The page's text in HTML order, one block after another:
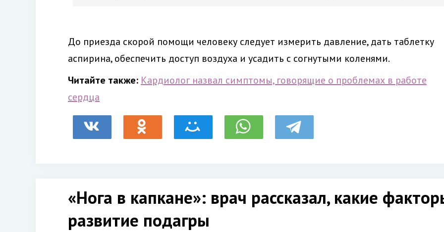
До приезда скорой помощи человеку следует измерить давление, дать таблетку
аспирина, обеспечить доступ воздуха и усадить с согнутыми коленями.
Читайте также: Кардиолог назвал симптомы, говорящие о проблемах в работе
сердца
«Нога в капкане»: врач рассказал, какие
развитие подагры